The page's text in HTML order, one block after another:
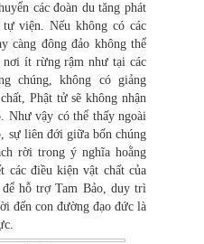
các đoàn du tăng phát
viện. Nếu không có các
càng đông đảo không thể
ít rừng rậm như tại các
chúng, không có giảng
Phật tử sẽ không nhận
Như vậy có thể thấy ngoài
sự liên đới giữa bốn chúng
rời trong ý nghĩa hoằng
các điều kiện vật chất của
hỗ trợ Tam Bảo, duy trì
đến con đường đạo đức là